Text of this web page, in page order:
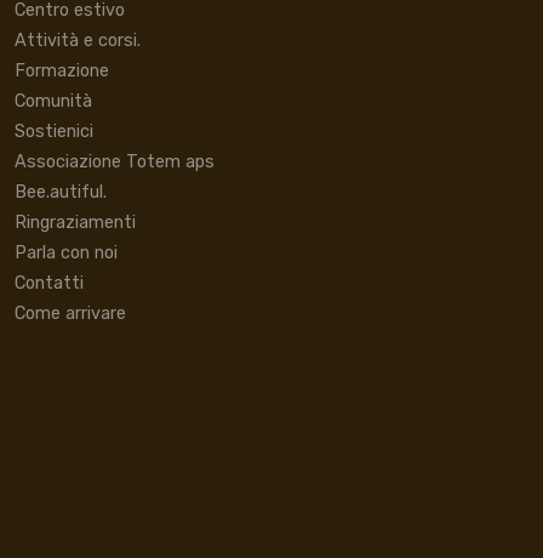
Centro estivo
Attività e corsi.
Formazione
Comunità
Sostienici
Associazione Totem aps
Bee.autiful.
Ringraziamenti
Parla con noi
Contatti
Come arrivare